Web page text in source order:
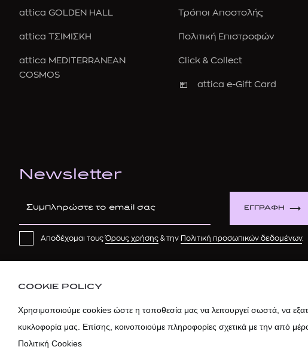
attica GOLDEN HALL
attica ΤΣΙΜΙΣΚΗ
attica MEDITERRANEAN
COSMOS
Τρόποι Αποστολής
Πολιτική Επιστροφών
Click & Collect
attica e-Gift Card
Newsletter
ΕΓΓΡΑΦΗ
Αποδέχομαι τουςΌρους χρήσης & την Πολιτική προσωπικών δεδομένων.
COOKIE POLICY
Χρησιμοποιούμε cookies ώστε η τοποθεσία μας να λειτουργεί σωστά, να
κυκλοφορία μας. Επίσης, κοινοποιούμε πληροφορίες σχετικά με την από
Πολιτική Cookies